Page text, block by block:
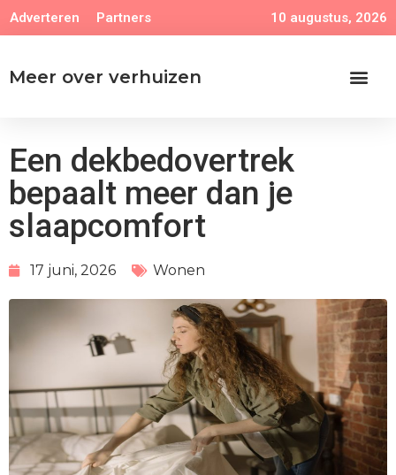
Adverteren Partners 10 augustus, 2026
Meer over verhuizen
Een dekbedovertrek
bepaalt meer dan je
slaapcomfort
17 juni, 2026 Wonen